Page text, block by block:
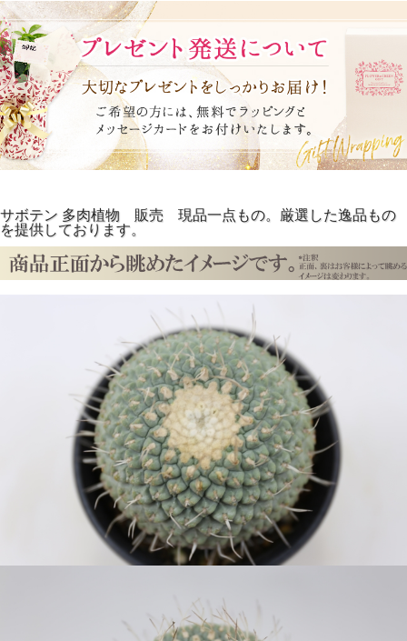
サボテン 多肉植物 販売 現品一点もの。厳選した逸品もの
を提供しております。